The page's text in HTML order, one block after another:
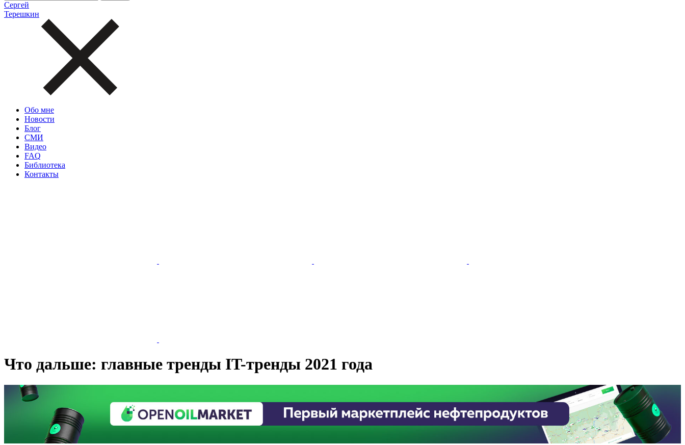
Сергей
Терешкин
Обо мне
Новости
Блог
СМИ
Видео
FAQ
Библиотека
Контакты
Что дальше: главные тренды IT-тренды 2021 года